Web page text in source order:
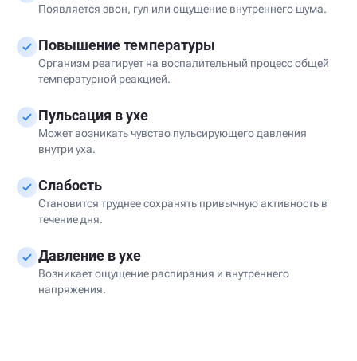
Появляется звон, гул или ощущение внутреннего шума.
Повышение температуры
Организм реагирует на воспалительный процесс общей
температурной реакцией.
Пульсация в ухе
Может возникать чувство пульсирующего давления
внутри уха.
Слабость
Становится труднее сохранять привычную активность в
течение дня.
Давление в ухе
Возникает ощущение распирания и внутреннего
напряжения.